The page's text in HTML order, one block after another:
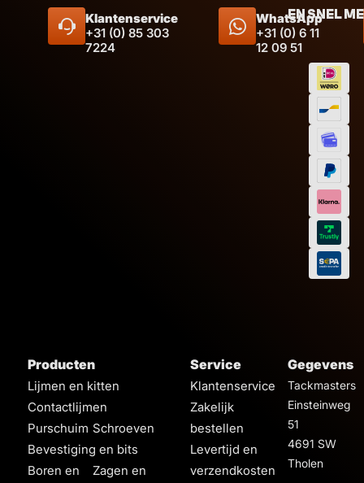
Klantenservice
+31 (0) 85 303
7224
WhatsApp
+31 (0) 6 11
12 09 51
EN SNEL
Producten
Lijmen en kitten
Contactlijmen
Purschuim Schroeven
Bevestiging en bits
Boren en
Zagen en
Service
Klantenservice
Zakelijk
bestellen
Levertijd en
verzendkosten
Gegevens
Tackmasters
Einsteinweg
51
4691 SW
Tholen